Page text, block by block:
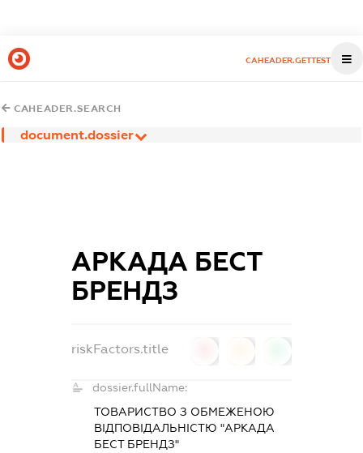
CAHEADER.GETTEST
CAHEADER.SEARCH
document.dossier
АРКАДА БЕСТ
БРЕНДЗ
riskFactors.title
dossier.fullName:
ТОВАРИСТВО З ОБМЕЖЕНОЮ
ВІДПОВІДАЛЬНІСТЮ "АРКАДА
БЕСТ БРЕНДЗ"